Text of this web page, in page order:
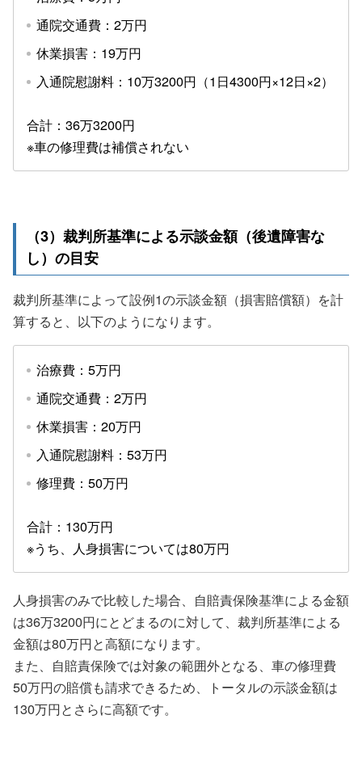
通院交通費：2万円
休業損害：19万円
入通院慰謝料：10万3200円（1日4300円×12日×2）
合計：36万3200円
※車の修理費は補償されない
（3）裁判所基準による示談金額（後遺障害な
し）の目安
裁判所基準によって設例1の示談金額（損害賠償額）を計
算すると、以下のようになります。
治療費：5万円
通院交通費：2万円
休業損害：20万円
入通院慰謝料：53万円
修理費：50万円
合計：130万円
※うち、人身損害については80万円
人身損害のみで比較した場合、自賠責保険基準による金額
は36万3200円にとどまるのに対して、裁判所基準による
金額は80万円と高額になります。
また、自賠責保険では対象の範囲外となる、車の修理費
50万円の賠償も請求できるため、トータルの示談金額は
130万円とさらに高額です。